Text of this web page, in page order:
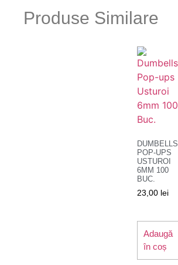
Produse Similare
DUMBELLS
POP-UPS
USTUROI
6MM 100
BUC.
23,00 lei
Adaugă
în coș